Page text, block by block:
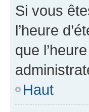
Si vous
l’heure
que
Haut